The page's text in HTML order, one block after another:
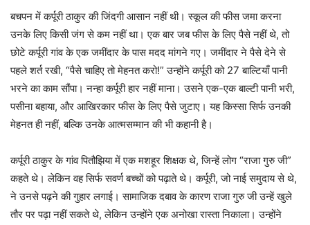
बचपन में कर्पूरी ठाकुर की जिंदगी आसान नहीं थी। स्कूल की फीस जमा करना
उनके लिए किसी जंग से कम नहीं था। एक बार जब फीस के लिए पैसे नहीं थे, तो
छोटे कर्पूरी गांव के एक जमींदार के पास मदद मांगने गए। जमींदार ने पैसे देने से
पहले शर्त रखी, “पैसे चाहिए तो मेहनत करो!” उन्होंने कर्पूरी को 27 बाल्टियाँ पानी
भरने का काम सौंपा। नन्हा कर्पूरी हार नहीं माना। उसने एक-एक बाल्टी पानी भरी,
पसीना बहाया, और आखिरकार फीस के लिए पैसे जुटाए। यह किस्सा सिर्फ उनकी
मेहनत ही नहीं, बल्कि उनके आत्मसम्मान की भी कहानी है।
कर्पूरी ठाकुर के गांव पितौझिया में एक मशहूर शिक्षक थे, जिन्हें लोग “राजा गुरु जी”
कहते थे। लेकिन वह सिर्फ सवर्ण बच्चों को पढ़ाते थे। कर्पूरी, जो नाई समुदाय से थे,
ने उनसे पढ़ने की गुहार लगाई। सामाजिक दबाव के कारण राजा गुरु जी उन्हें खुले
तौर पर पढ़ा नहीं सकते थे, लेकिन उन्होंने एक अनोखा रास्ता निकाला। उन्होंने